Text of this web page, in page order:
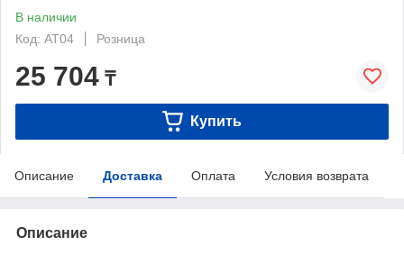
В наличии
Код: AT04
Розница
25 704 ₸
Купить
Описание Доставка Оплата Условия возврата
Описание